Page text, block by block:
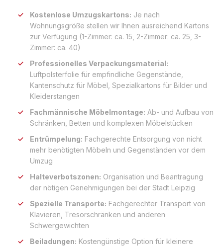
Kostenlose Umzugskartons: Je nach
Wohnungsgröße stellen wir Ihnen ausreichend Kartons
zur Verfügung (1-Zimmer: ca. 15, 2-Zimmer: ca. 25, 3-
Zimmer: ca. 40)
Professionelles Verpackungsmaterial:
Luftpolsterfolie für empfindliche Gegenstände,
Kantenschutz für Möbel, Spezialkartons für Bilder und
Kleiderstangen
Fachmännische Möbelmontage: Ab- und Aufbau von
Schränken, Betten und komplexen Möbelstücken
Entrümpelung: Fachgerechte Entsorgung von nicht
mehr benötigten Möbeln und Gegenständen vor dem
Umzug
Halteverbotszonen: Organisation und Beantragung
der nötigen Genehmigungen bei der Stadt Leipzig
Spezielle Transporte: Fachgerechter Transport von
Klavieren, Tresorschränken und anderen
Schwergewichten
Beiladungen: Kostengünstige Option für kleinere